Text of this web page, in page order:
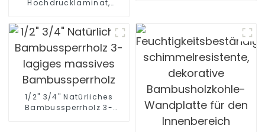
Hochdrucklaminat,
Sperrholz für Möbel und
Dekoration
1/2" 3/4" Natürliches
Bambussperrholz 3-